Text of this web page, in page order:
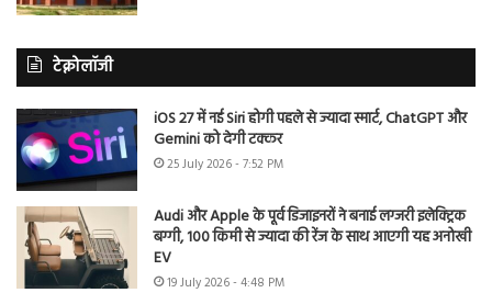
टेक्नोलॉजी
iOS 27 में नई Siri होगी पहले से ज्यादा स्मार्ट, ChatGPT और
Gemini को देगी टक्कर
25 July 2026 - 7:52 PM
Audi और Apple के पूर्व डिजाइनरों ने बनाई लग्जरी इलेक्ट्रिक
बग्गी, 100 किमी से ज्यादा की रेंज के साथ आएगी यह अनोखी
EV
19 July 2026 - 4:48 PM